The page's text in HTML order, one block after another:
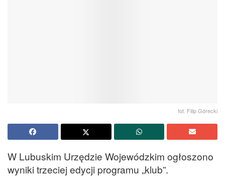
fot. Filip Górecki
W Lubuskim Urzędzie Wojewódzkim ogłoszono
wyniki trzeciej edycji programu „klub”.